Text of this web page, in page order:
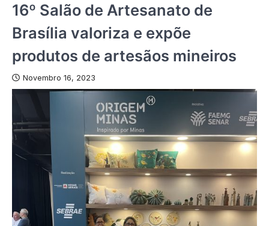
16º Salão de Artesanato de
Brasília valoriza e expõe
produtos de artesãos mineiros
Novembro 16, 2023